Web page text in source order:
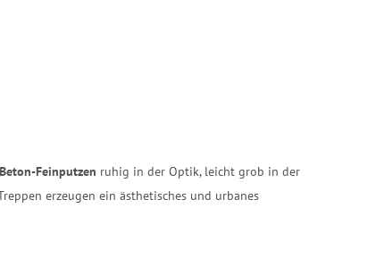
Beton-Feinputzen ruhig in der Optik, leicht grob in der
erzeugen ein ästhetisches und urbanes